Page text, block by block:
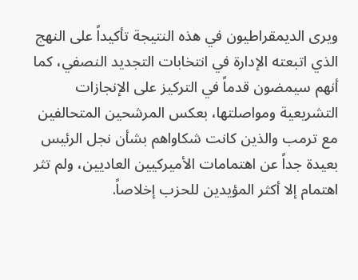
ويرى الديمقراطيون في هذه النتيجة تأكيداً على النهج
الذي اتبعته الإدارة في انتخابات التجديد النصفي، كما
أنهم سيمضون قدماً في التركيز على الإنجازات
التشريعية ومواصلتها، بعكس المرشحين المتحالفين
مع ترمب والذين كانت شكاواهم بشأن نجل الرئيس
بعيدة جداً عن اهتمامات الأميركيين العاديين، ولم تثر
اهتمام إلا أكثر المؤيدين للحزب إخلاصاً.